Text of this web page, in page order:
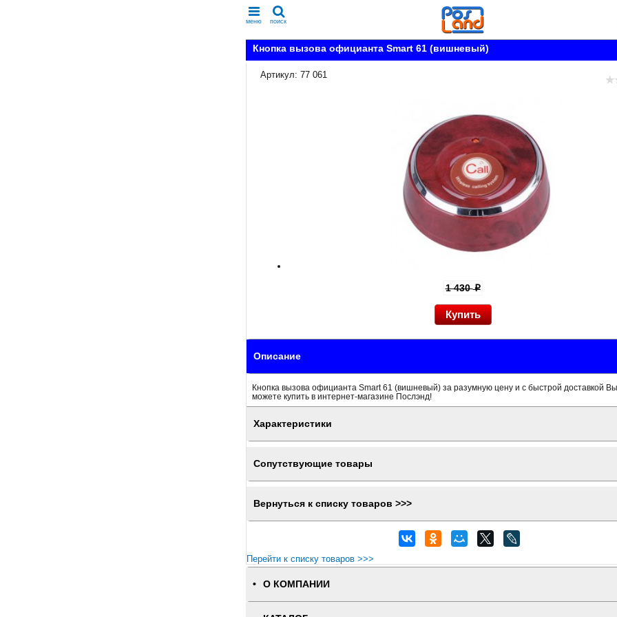
меню поиск
Кнопка вызова официанта Smart 61 (вишневый)
Артикул: 77 061
1 430p
Описание
Кнопка вызова официанта Smart 61 (вишневый) за разумную цену и с быстрой доставкой Вы
можете купить в интернет-магазине Послэнд!
Характеристики
Сопутствующие товары
Вернуться к списку товаров >>>
Перейти к списку товаров >>>
О КОМПАНИИ